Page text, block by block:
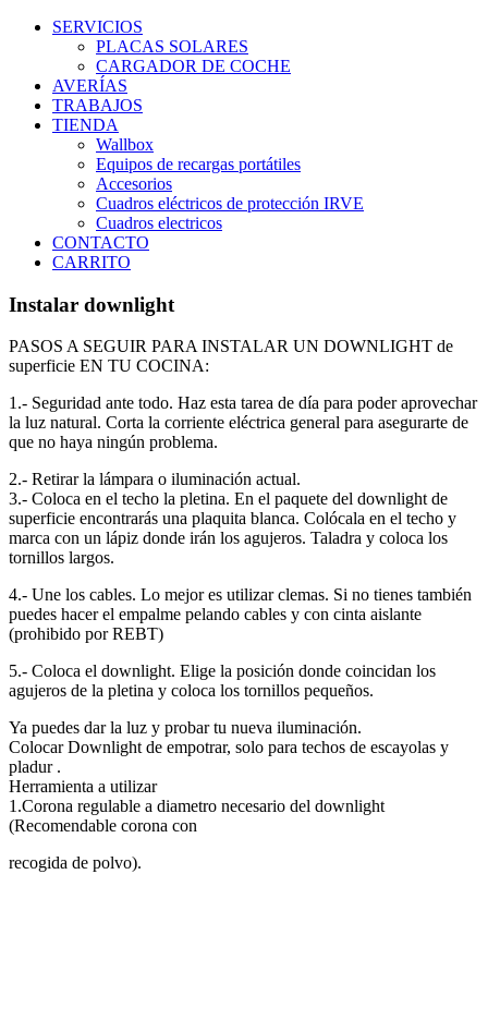
SERVICIOS
PLACAS SOLARES
CARGADOR DE COCHE
AVERÍAS
TRABAJOS
TIENDA
Wallbox
Equipos de recargas portátiles
Accesorios
Cuadros eléctricos de protección IRVE
Cuadros electricos
CONTACTO
CARRITO
Instalar downlight
PASOS A SEGUIR PARA INSTALAR UN DOWNLIGHT de
superficie EN TU COCINA:
1.- Seguridad ante todo. Haz esta tarea de día para poder aprovechar
la luz natural. Corta la corriente eléctrica general para asegurarte de
que no haya ningún problema.
2.- Retirar la lámpara o iluminación actual.
3.- Coloca en el techo la pletina. En el paquete del downlight de
superficie encontrarás una plaquita blanca. Colócala en el techo y
marca con un lápiz donde irán los agujeros. Taladra y coloca los
tornillos largos.
4.- Une los cables. Lo mejor es utilizar clemas. Si no tienes también
puedes hacer el empalme pelando cables y con cinta aislante
(prohibido por REBT)
5.- Coloca el downlight. Elige la posición donde coincidan los
agujeros de la pletina y coloca los tornillos pequeños.
Ya puedes dar la luz y probar tu nueva iluminación.
Colocar Downlight de empotrar, solo para techos de escayolas y
pladur .
Herramienta a utilizar
1.Corona regulable a diametro necesario del downlight
(Recomendable corona con
recogida de polvo).